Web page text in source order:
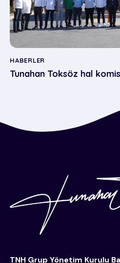
HABERLER
Tunahan Toksöz hal
TNH Grup Yönetim Kurulu